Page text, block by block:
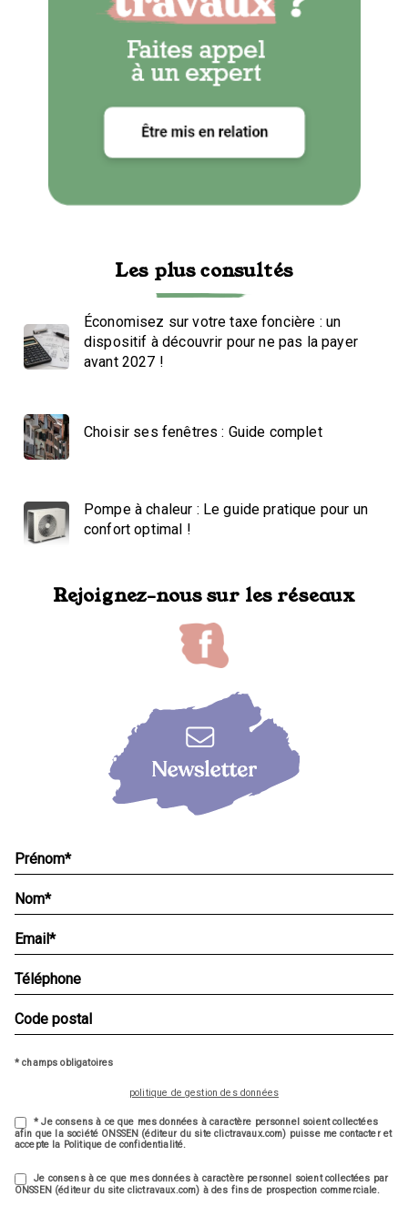
Les plus consultés
Économisez sur votre taxe foncière : un
dispositif à découvrir pour ne pas la payer
avant 2027 !
Choisir ses fenêtres : Guide complet
Pompe à chaleur : Le guide pratique pour un
confort optimal !
Rejoignez-nous sur les réseaux
* champs obligatoires
politique de gestion des données
* Je consens à ce que mes données à caractère personnel soient collectées
afin que la société ONSSEN (éditeur du site clictravaux.com) puisse me contacter et
accepte la Politique de confidentialité.
Je consens à ce que mes données à caractère personnel soient collectées par
ONSSEN (éditeur du site clictravaux.com) à des fins de prospection commerciale.